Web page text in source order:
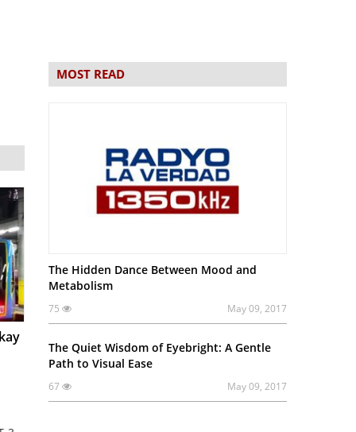
MOST READ
The Hidden Dance Between Mood and
Metabolism
75 May 09, 2017
The Quiet Wisdom of Eyebright: A Gentle
Path to Visual Ease
67 May 09, 2017